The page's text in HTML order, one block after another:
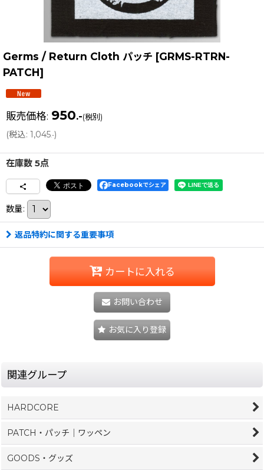
Germs / Return Cloth パッチ [GRMS-RTRN-
PATCH]
販売価格: 950.-(税別)
(税込: 1,045.-)
在庫数 5点
Facebookでシェア
数量:
返品特約に関する重要事項
カートに入れる
お問い合わせ
お気に入り登録
関連グループ
HARDCORE
PATCH・パッチ｜ワッペン
GOODS・グッズ